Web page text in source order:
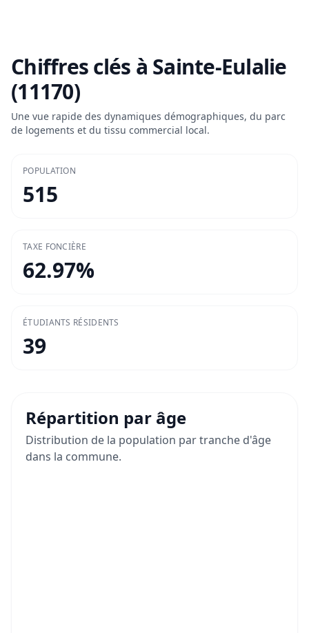
Chiffres clés à Sainte-Eulalie
(11170)
Une vue rapide des dynamiques démographiques, du parc
de logements et du tissu commercial local.
POPULATION
515
TAXE FONCIÈRE
62.97%
ÉTUDIANTS RÉSIDENTS
39
Répartition par âge
Distribution de la population par tranche d'âge
dans la commune.